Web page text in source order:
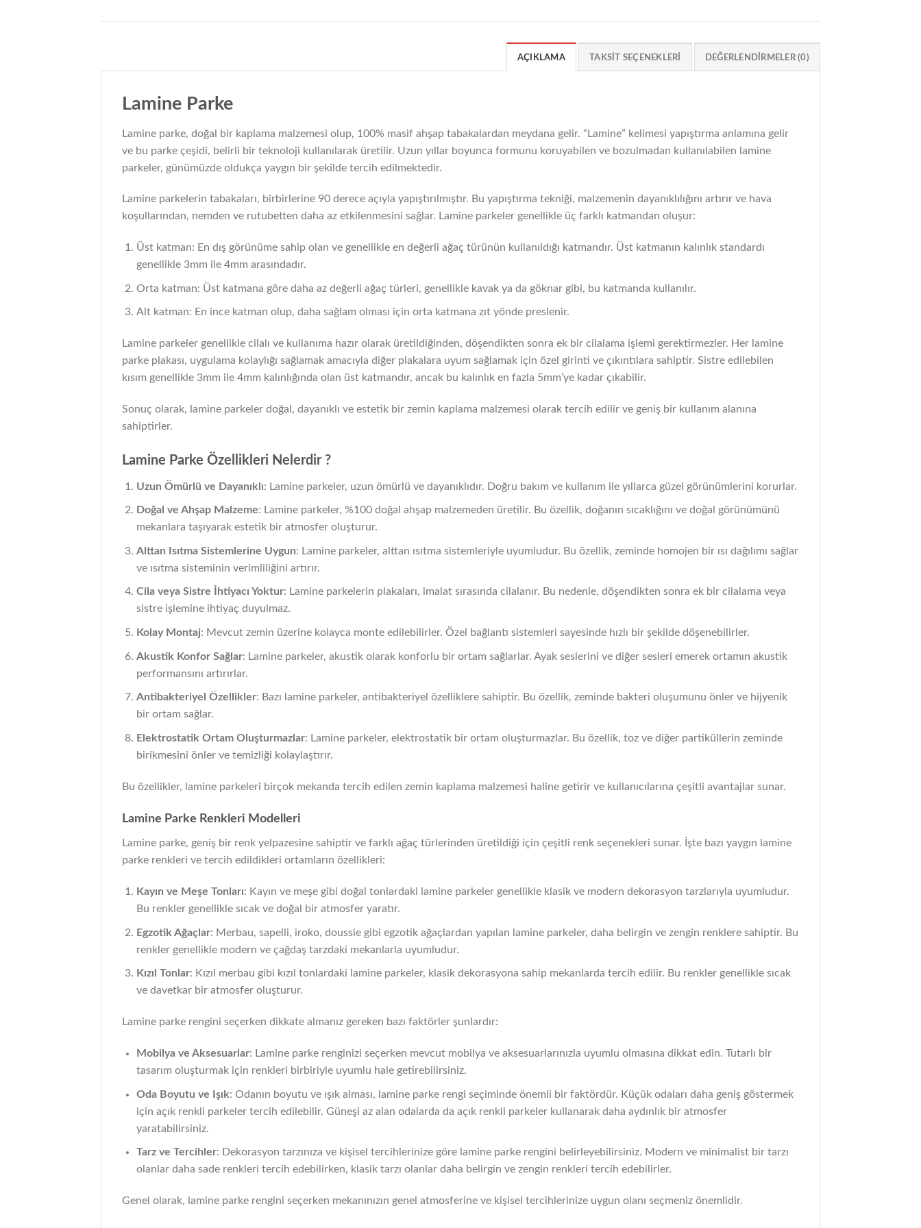
AÇIKLAMA TAKSIT SEÇENEKLERI DEĞERLENDIRMELER (0)
Lamine Parke
Lamine parke, doğal bir kaplama malzemesi olup, 100% masif ahşap tabakalardan meydana gelir. “Lamine” kelimesi yapıştırma anlamına gelir
ve bu parke çeşidi, belirli bir teknoloji kullanılarak üretilir. Uzun yıllar boyunca formunu koruyabilen ve bozulmadan kullanılabilen lamine
parkeler, günümüzde oldukça yaygın bir şekilde tercih edilmektedir.
Lamine parkelerin tabakaları, birbirlerine 90 derece açıyla yapıştırılmıştır. Bu yapıştırma tekniği, malzemenin dayanıklılığını artırır ve hava
koşullarından, nemden ve rutubetten daha az etkilenmesini sağlar. Lamine parkeler genellikle üç farklı katmandan oluşur:
Üst katman: En dış görünüme sahip olan ve genellikle en değerli ağaç türünün kullanıldığı katmandır. Üst katmanın kalınlık standardı
genellikle 3mm ile 4mm arasındadır.
Orta katman: Üst katmana göre daha az değerli ağaç türleri, genellikle kavak ya da göknar gibi, bu katmanda kullanılır.
Alt katman: En ince katman olup, daha sağlam olması için orta katmana zıt yönde preslenir.
Lamine parkeler genellikle cilalı ve kullanıma hazır olarak üretildiğinden, döşendikten sonra ek bir cilalama işlemi gerektirmezler. Her lamine
parke plakası, uygulama kolaylığı sağlamak amacıyla diğer plakalara uyum sağlamak için özel girinti ve çıkıntılara sahiptir. Sistre edilebilen
kısım genellikle 3mm ile 4mm kalınlığında olan üst katmandır, ancak bu kalınlık en fazla 5mm’ye kadar çıkabilir.
Sonuç olarak, lamine parkeler doğal, dayanıklı ve estetik bir zemin kaplama malzemesi olarak tercih edilir ve geniş bir kullanım alanına
sahiptirler.
Lamine Parke Özellikleri Nelerdir ?
Uzun Ömürlü ve Dayanıklı: Lamine parkeler, uzun ömürlü ve dayanıklıdır. Doğru bakım ve kullanım ile yıllarca güzel görünümlerini korurlar.
Doğal ve Ahşap Malzeme: Lamine parkeler, %100 doğal ahşap malzemeden üretilir. Bu özellik, doğanın sıcaklığını ve doğal görünümünü
mekanlara taşıyarak estetik bir atmosfer oluşturur.
Alttan Isıtma Sistemlerine Uygun: Lamine parkeler, alttan ısıtma sistemleriyle uyumludur. Bu özellik, zeminde homojen bir ısı dağılımı sağlar
ve ısıtma sisteminin verimliliğini artırır.
Cila veya Sistre İhtiyacı Yoktur: Lamine parkelerin plakaları, imalat sırasında cilalanır. Bu nedenle, döşendikten sonra ek bir cilalama veya
sistre işlemine ihtiyaç duyulmaz.
Kolay Montaj: Mevcut zemin üzerine kolayca monte edilebilirler. Özel bağlantı sistemleri sayesinde hızlı bir şekilde döşenebilirler.
Akustik Konfor Sağlar: Lamine parkeler, akustik olarak konforlu bir ortam sağlarlar. Ayak seslerini ve diğer sesleri emerek ortamın akustik
performansını artırırlar.
Antibakteriyel Özellikler: Bazı lamine parkeler, antibakteriyel özelliklere sahiptir. Bu özellik, zeminde bakteri oluşumunu önler ve hijyenik
bir ortam sağlar.
Elektrostatik Ortam Oluşturmazlar: Lamine parkeler, elektrostatik bir ortam oluşturmazlar. Bu özellik, toz ve diğer partiküllerin zeminde
birikmesini önler ve temizliği kolaylaştırır.
Bu özellikler, lamine parkeleri birçok mekanda tercih edilen zemin kaplama malzemesi haline getirir ve kullanıcılarına çeşitli avantajlar sunar.
Lamine Parke Renkleri Modelleri
Lamine parke, geniş bir renk yelpazesine sahiptir ve farklı ağaç türlerinden üretildiği için çeşitli renk seçenekleri sunar. İşte bazı yaygın lamine
parke renkleri ve tercih edildikleri ortamların özellikleri:
Kayın ve Meşe Tonları: Kayın ve meşe gibi doğal tonlardaki lamine parkeler genellikle klasik ve modern dekorasyon tarzlarıyla uyumludur.
Bu renkler genellikle sıcak ve doğal bir atmosfer yaratır.
Egzotik Ağaçlar: Merbau, sapelli, iroko, doussie gibi egzotik ağaçlardan yapılan lamine parkeler, daha belirgin ve zengin renklere sahiptir. Bu
renkler genellikle modern ve çağdaş tarzdaki mekanlarla uyumludur.
Kızıl Tonlar: Kızıl merbau gibi kızıl tonlardaki lamine parkeler, klasik dekorasyona sahip mekanlarda tercih edilir. Bu renkler genellikle sıcak
ve davetkar bir atmosfer oluşturur.
Lamine parke rengini seçerken dikkate almanız gereken bazı faktörler şunlardır:
Mobilya ve Aksesuarlar: Lamine parke renginizi seçerken mevcut mobilya ve aksesuarlarınızla uyumlu olmasına dikkat edin. Tutarlı bir
tasarım oluşturmak için renkleri birbiriyle uyumlu hale getirebilirsiniz.
Oda Boyutu ve Işık: Odanın boyutu ve ışık alması, lamine parke rengi seçiminde önemli bir faktördür. Küçük odaları daha geniş göstermek
için açık renkli parkeler tercih edilebilir. Güneşi az alan odalarda da açık renkli parkeler kullanarak daha aydınlık bir atmosfer
yaratabilirsiniz.
Tarz ve Tercihler: Dekorasyon tarzınıza ve kişisel tercihlerinize göre lamine parke rengini belirleyebilirsiniz. Modern ve minimalist bir tarzı
olanlar daha sade renkleri tercih edebilirken, klasik tarzı olanlar daha belirgin ve zengin renkleri tercih edebilirler.
Genel olarak, lamine parke rengini seçerken mekanınızın genel atmosferine ve kişisel tercihlerinize uygun olanı seçmeniz önemlidir.